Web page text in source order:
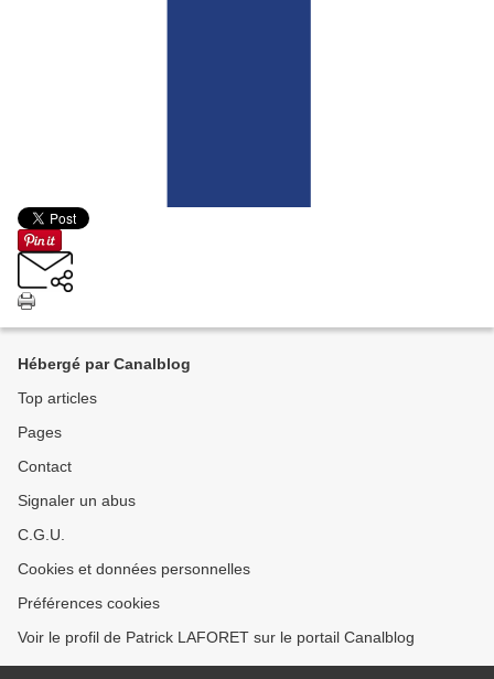
Hébergé par Canalblog
Top articles
Pages
Contact
Signaler un abus
C.G.U.
Cookies et données personnelles
Préférences cookies
Voir le profil de Patrick LAFORET sur le portail Canalblog